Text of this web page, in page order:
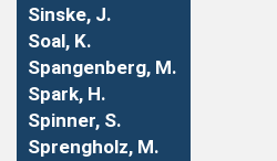
Sinske, J.
Soal, K.
Spangenberg, M.
Spark, H.
Spinner, S.
Sprengholz, M.